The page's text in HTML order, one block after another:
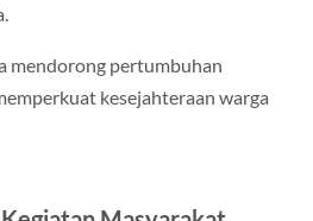
mendorong pertumbuhan
kesejahteraan warga